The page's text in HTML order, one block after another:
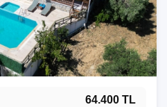
64.400 TL